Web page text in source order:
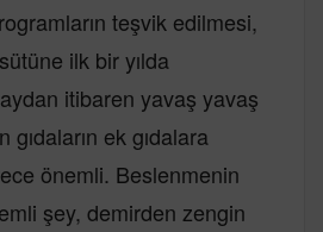
teşvik edilmesi,
ilk bir yılda
itibaren yavaş yavaş
ek gıdalara
önemli. Beslenmenin
şey, demirden zengin